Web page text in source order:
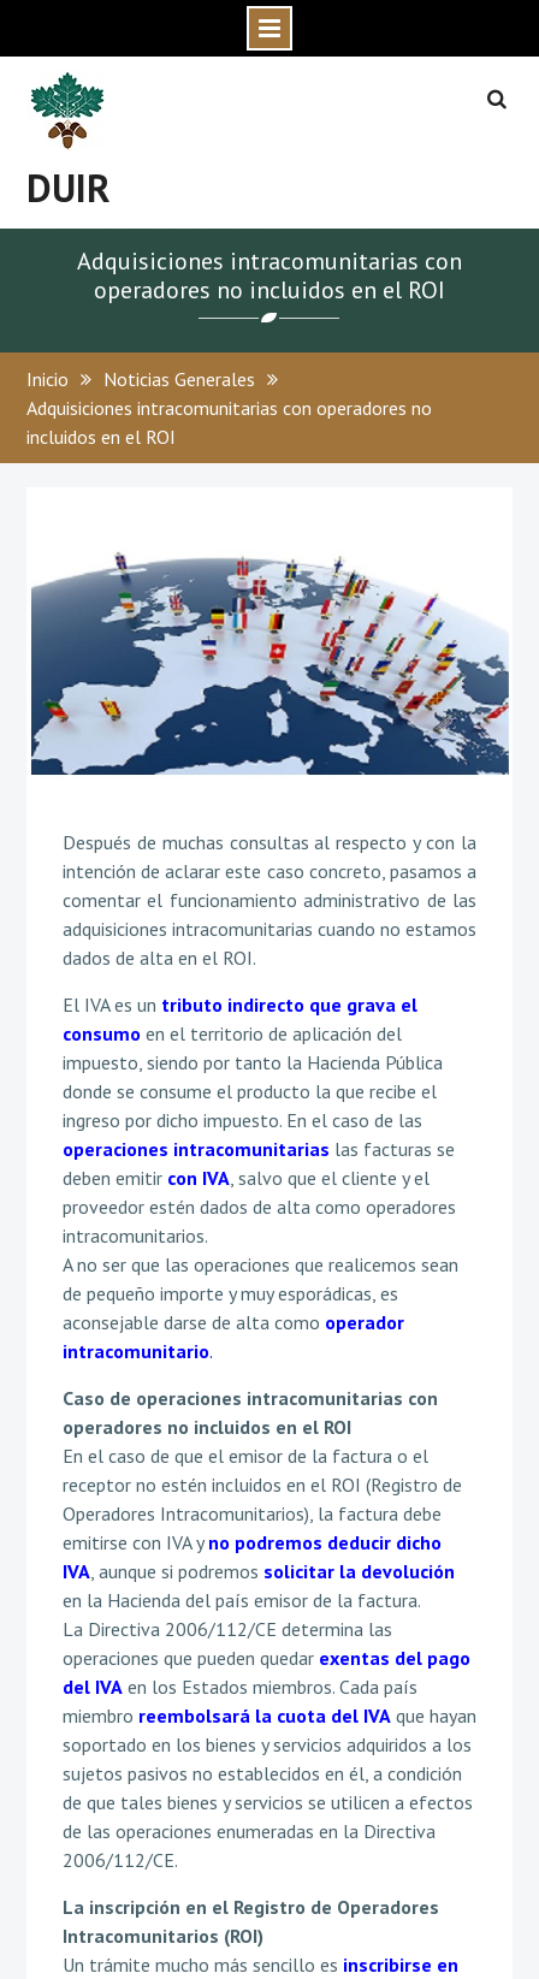
content
DUIR
Adquisiciones intracomunitarias con
operadores no incluidos en el ROI
Inicio
Noticias Generales
Adquisiciones intracomunitarias con operadores no
incluidos en el ROI
Después de muchas consultas al respecto y con la
intención de aclarar este caso concreto, pasamos a
comentar el funcionamiento administrativo de las
adquisiciones intracomunitarias cuando no estamos
dados de alta en el ROI.
El IVA es un tributo indirecto que grava el
consumo en el territorio de aplicación del
impuesto, siendo por tanto la Hacienda Pública
donde se consume el producto la que recibe el
ingreso por dicho impuesto. En el caso de las
operaciones intracomunitarias las facturas se
deben emitir con IVA, salvo que el cliente y el
proveedor estén dados de alta como operadores
intracomunitarios.
A no ser que las operaciones que realicemos sean
de pequeño importe y muy esporádicas, es
aconsejable darse de alta como operador
intracomunitario.
Caso de operaciones intracomunitarias con
operadores no incluidos en el ROI
En el caso de que el emisor de la factura o el
receptor no estén incluidos en el ROI (Registro de
Operadores Intracomunitarios), la factura debe
emitirse con IVA yno podremos deducir dicho
IVA, aunque si podremos solicitar la devolución
en la Hacienda del país emisor de la factura.
La Directiva 2006/112/CE determina las
operaciones que pueden quedar exentas del pago
del IVAen los Estados miembros. Cada país
miembro reembolsará la cuota del IVAque hayan
soportado en los bienes y servicios adquiridos a los
sujetos pasivos no establecidos en él, a condición
de que tales bienes y servicios se utilicen a efectos
de las operaciones enumeradas en la Directiva
2006/112/CE.
La inscripción en el Registro de Operadores
Intracomunitarios (ROI)
Un trámite mucho más sencillo es inscribirse en